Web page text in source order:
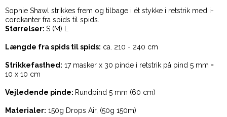
Sophie Shawl strikkes frem og tilbage i ét stykke i retstrik med i-
cordkanter fra spids til spids.
Størrelser: S (M) L
Længde fra spids til spids: ca. 210 - 240 cm
Strikkefasthed: 17 masker x 30 pinde i retstrik på pind 5 mm =
10 x 10 cm
Vejledende pinde: Rundpind 5 mm (60 cm)
Materialer: 150g Drops Air, (50g 150m)